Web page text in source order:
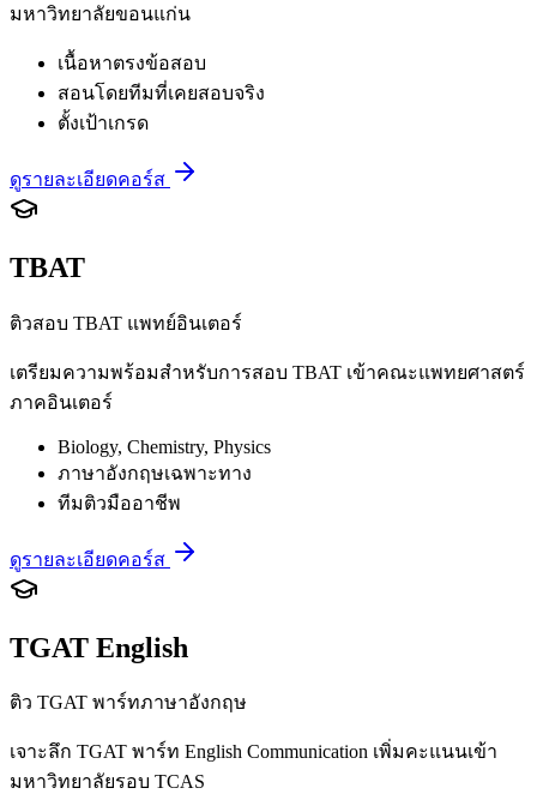
มหาวิทยาลัยขอนแก่น
เนื้อหาตรงข้อสอบ
สอนโดยทีมที่เคยสอบจริง
ตั้งเป้าเกรด
ดูรายละเอียดคอร์ส
TBAT
ติวสอบ TBAT แพทย์อินเตอร์
เตรียมความพร้อมสำหรับการสอบ TBAT เข้าคณะแพทยศาสตร์
ภาคอินเตอร์
Biology, Chemistry, Physics
ภาษาอังกฤษเฉพาะทาง
ทีมติวมืออาชีพ
ดูรายละเอียดคอร์ส
TGAT English
ติว TGAT พาร์ทภาษาอังกฤษ
เจาะลึก TGAT พาร์ท English Communication เพิ่มคะแนนเข้า
มหาวิทยาลัยรอบ TCAS